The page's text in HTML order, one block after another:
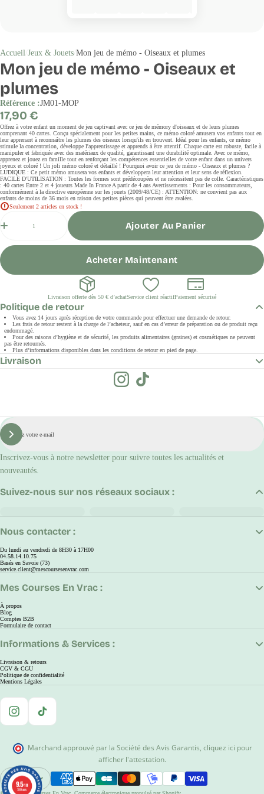
Accueil Jeux & Jouets Mon jeu de mémo - Oiseaux et plumes
Mon jeu de mémo - Oiseaux et
plumes
Référence :JM01-MOP
Prix
régulier
17,90 €
Offrez à votre enfant un moment de jeu captivant avec ce jeu de mémory d'oiseaux et de leurs plumes
comprenant 40 cartes. Conçu spécialement pour les petites mains, ce mémo coloré amusera vos enfants tout en
leur apprenant à reconnaître les plumes des oiseaux lorsqu'ils en trouvent. Idéal pour les enfants, ce mémo
stimule la concentration, développe l'apprentissage et apprends à être attentif. Chaque carte est robuste, facile à
manipuler et fabriquée avec des matériaux de qualité, garantissant une durabilité optimale. Avec ce mémo,
apprenez et jouez en famille tout en renforçant les compétences essentielles de votre enfant dans un univers
joyeux et coloré ! Un joli mémo coloré et détaillé ! Pourquoi avoir ce jeu de mémo - Oiseaux et plumes ?
LUDIQUE : Ce petit mémo amusera vos enfants et développera leur attention et leur sens de réflexion.
FACILE D'UTILISATION : Toutes les formes sont prédécoupées et ne nécessitent pas de colle. Caractéristiques
: 40 cartes Entre 2 et 4 joueurs Made In France A partir de 4 ans Avertissements : Pour les consommateurs,
conformément à la directive européenne sur les jouets (2009/48/CE) : ATTENTION: ne convient pas aux
enfants de moins de 36 mois en raison des petites pièces qui peuvent être avalées.
Seulement 2 articles en stock !
Ajouter Au Panier
Acheter Maintenant
Livraison offerte dès 50 € d’achatService client réactifPaiement sécurisé
Politique de retour
Vous avez 14 jours après réception de votre commande pour effectuer une demande de retour.
Les frais de retour restent à la charge de l’acheteur, sauf en cas d’erreur de préparation ou de produit reçu
endommagé.
Pour des raisons d’hygiène et de sécurité, les produits alimentaires (graines) et cosmétiques ne peuvent
pas être retournés.
Plus d’informations disponibles dans les conditions de retour en pied de page.
Livraison
E-
mail
S'inscrire
Inscrivez-vous à notre newsletter pour suivre toutes les actualités et
nouveautés.
Nous contacter :
Du lundi au vendredi de 8H30 à 17H00
04.58.14.10.75
Basés en Savoie (73)
service.client@mescoursesenvrac.com
Mes Courses En Vrac :
À propos
Blog
Comptes B2B
Formulaire de contact
Informations & Services :
Livraison & retours
CGV & CGU
Politique de confidentialité
Mentions Légales
Suivez-nous sur nos réseaux sociaux :
Instagram
TikTok
Marchand approuvé par la Société des Avis Garantis, cliquez ici pour
afficher l'attestation.
Ouvrir Le Sélecteur De Région Et De Langue
EUR
9.5/10
780 avis
9.5/10
780 avis